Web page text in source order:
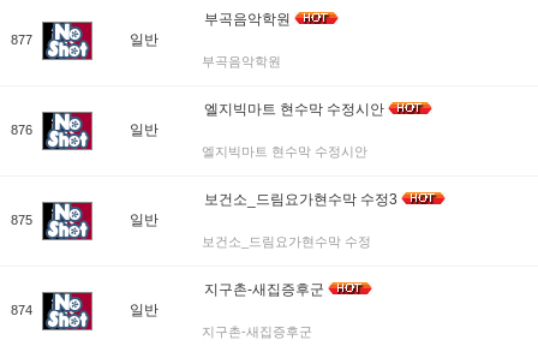
877 일반
부곡음악학원
부곡음악학원
876 일반
엘지빅마트 현수막 수정시안
엘지빅마트 현수막 수정시안
875 일반
보건소_드림요가현수막 수정3
보건소_드림요가현수막 수정
874 일반
지구촌-새집증후군
지구촌-새집증후군